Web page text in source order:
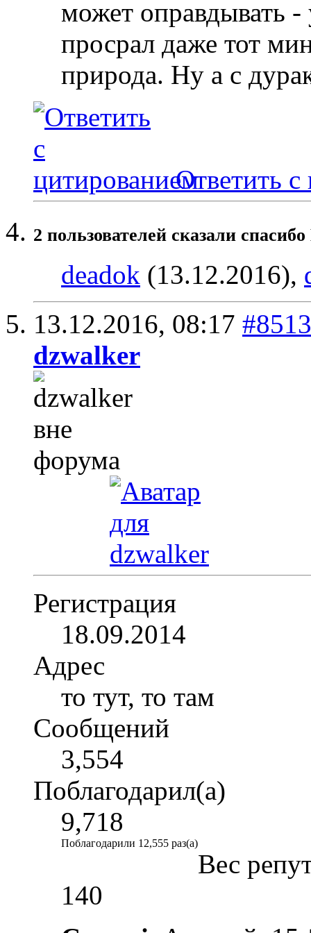
может оправдывать
просрал даже тот
природа. Ну а с
Ответить с
2 пользователей сказали
deadok (13.12.2016),
13.12.2016, 08:17 #8513
dzwalker
Регистрация
18.09.2014
Адрес
то тут, то там
Сообщений
3,554
Поблагодарил(а)
9,718
Поблагодарили 12,555 раз(а)
Вес
140